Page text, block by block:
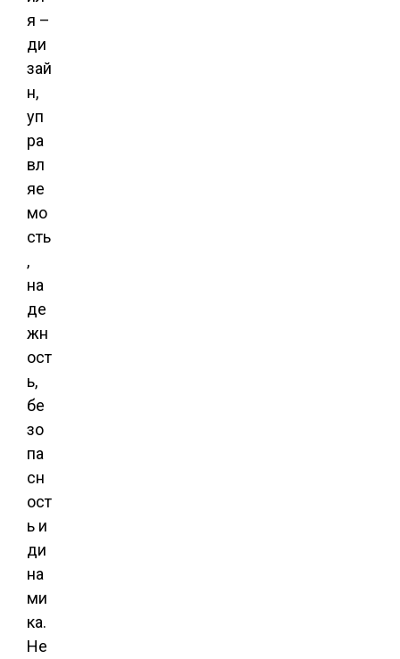
я –
ди
зай
н,
уп
ра
вл
яе
мо
сть
,
на
де
жн
ост
ь,
бе
зо
па
сн
ост
ь и
ди
на
ми
ка.
Не